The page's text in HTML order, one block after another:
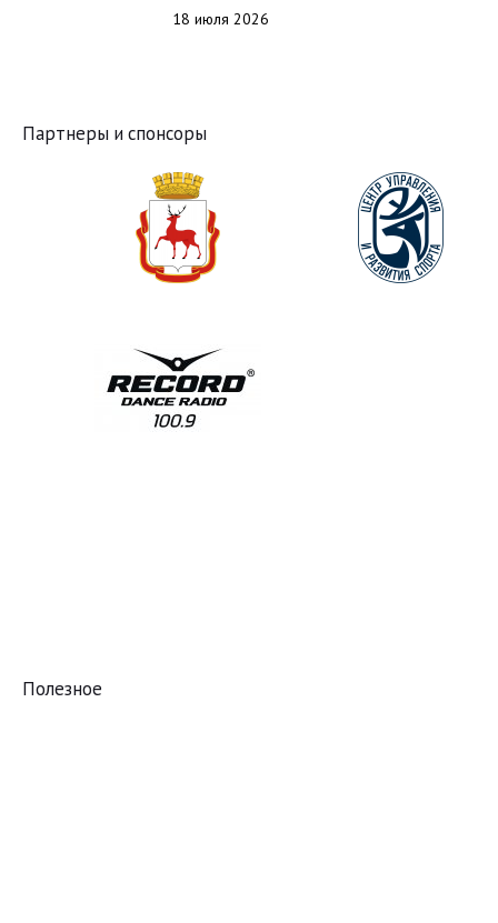
18 июля 2026
Партнеры и спонсоры
Полезное